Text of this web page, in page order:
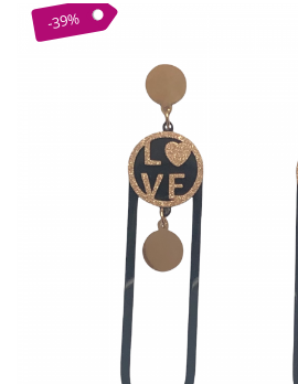
Brose
Tiare
Bijuterii Mirese
Cele mai vandute
Cele mai votate
-39%